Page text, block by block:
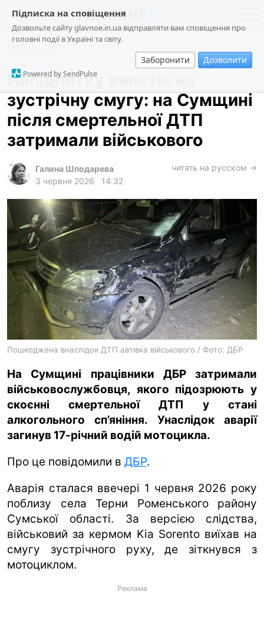
Підписка на сповіщення
Дозвольте сайту glavnoe.in.ua відправляти вам сповіщення про
головні події в Україні та світу.
Заборонити Дозволити
Powered by SendPulse
новини
про проєкт
суспільство
події
кримінал
техно
харків
архів
gambling
ua ru en
Кримінал
Напідпитку вилетів на
зустрічну смугу: на Сумщині
після смертельної ДТП
затримали військового
Галина Шподарева
3 червня 2026
14:32
читать на русском →
Пошкоджена внаслідок ДТП автівка військового / Фото: ДБР
На Сумщині працівники ДБР затримали
військовослужбовця, якого підозрюють у
скоєнні смертельної ДТП у стані
алкогольного сп’яніння. Унаслідок аварії
загинув 17-річний водій мотоцикла.
Про це повідомили в ДБР.
Аварія сталася ввечері 1 червня 2026 року
поблизу села Терни Роменського району
Сумської області. За версією слідства,
військовий за кермом Kia Sorento виїхав на
смугу зустрічного руху, де зіткнувся з
мотоциклом.
Реклама